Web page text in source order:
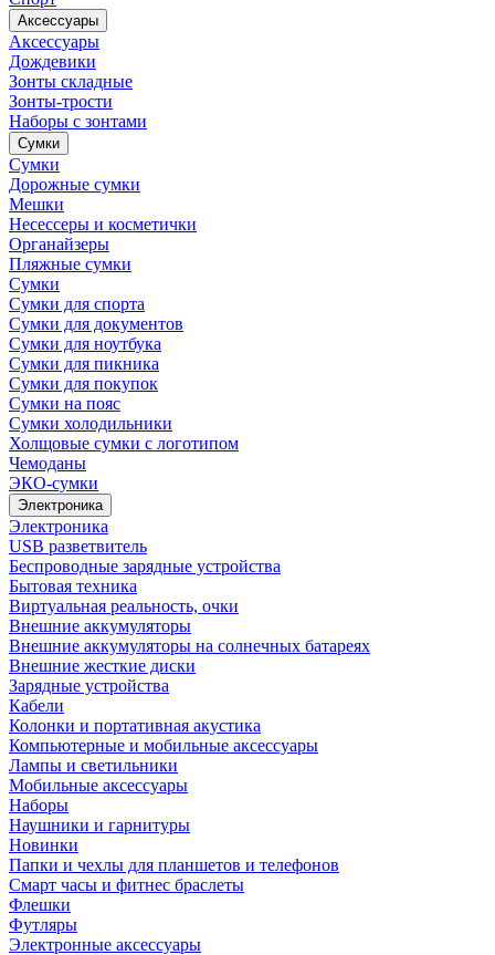
Аксессуары
Аксессуары
Дождевики
Зонты складные
Зонты-трости
Наборы с зонтами
Сумки
Сумки
Дорожные сумки
Мешки
Несессеры и косметички
Органайзеры
Пляжные сумки
Сумки
Сумки для спорта
Сумки для документов
Сумки для ноутбука
Сумки для пикника
Сумки для покупок
Сумки на пояс
Сумки холодильники
Холщовые сумки с логотипом
Чемоданы
ЭКО-сумки
Электроника
Электроника
USB разветвитель
Беспроводные зарядные устройства
Бытовая техника
Виртуальная реальность, очки
Внешние аккумуляторы
Внешние аккумуляторы на солнечных батареях
Внешние жесткие диски
Зарядные устройства
Кабели
Колонки и портативная акустика
Компьютерные и мобильные аксессуары
Лампы и светильники
Мобильные аксессуары
Наборы
Наушники и гарнитуры
Новинки
Папки и чехлы для планшетов и телефонов
Смарт часы и фитнес браслеты
Флешки
Футляры
Электронные аксессуары